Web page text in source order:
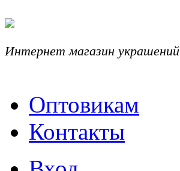
Интернет магазин украшений
Оптовикам
Контакты